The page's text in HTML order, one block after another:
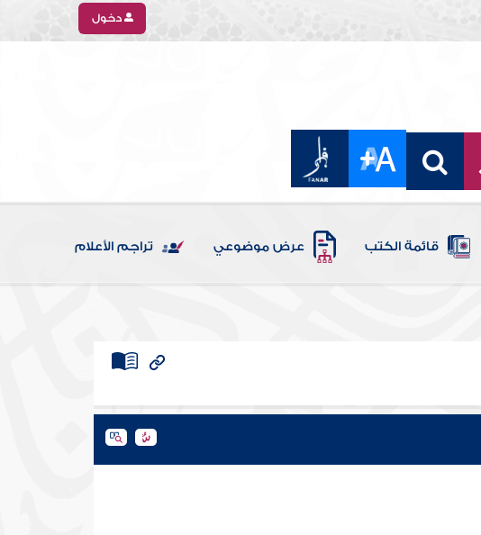
دخول
قائمة الكتب عرض موضوعي تراجم الأعلام